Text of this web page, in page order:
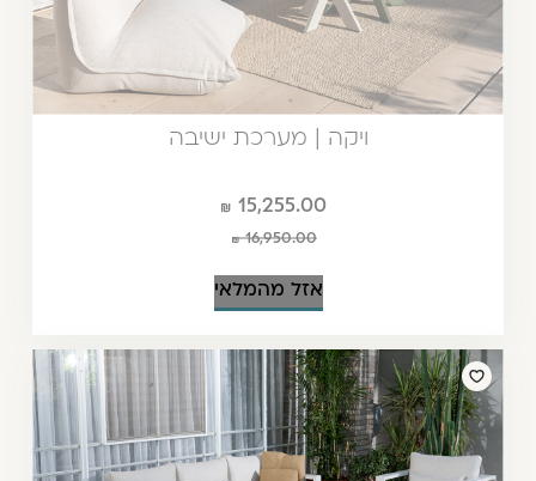
ויקה | מערכת ישיבה
15,255.00
16,950.00
אזל מהמלאי